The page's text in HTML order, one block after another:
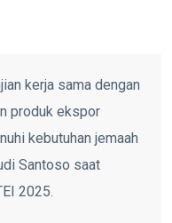
kerja sama dengan
produk ekspor
kebutuhan jemaah
Santoso saat
2025.